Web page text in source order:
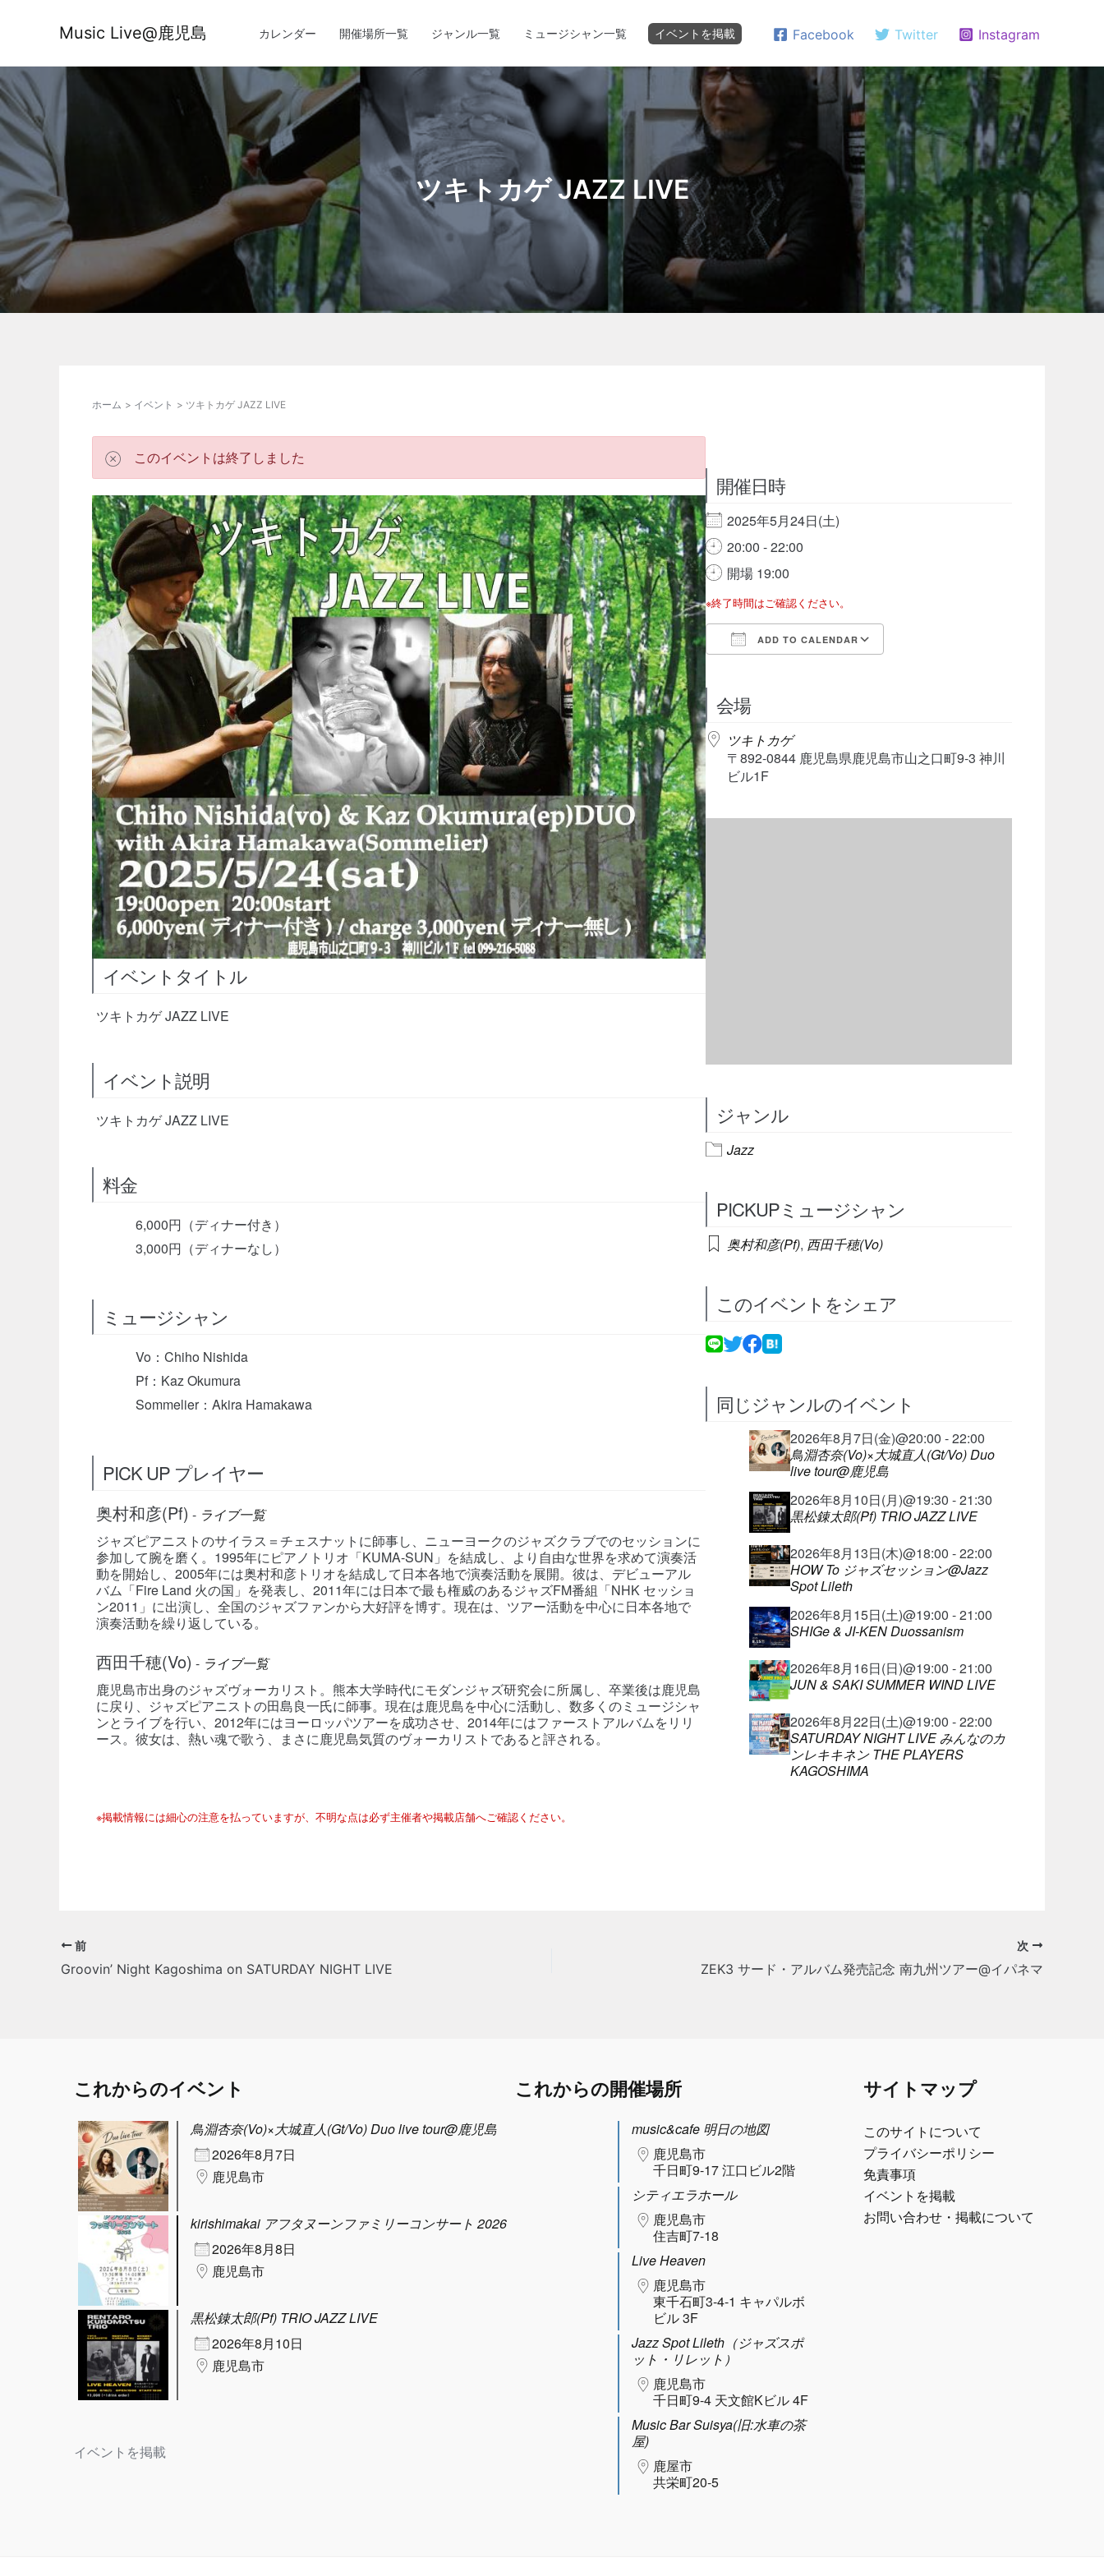
ス
キ
ッ
プ
Music Live@鹿児島 カレンダー 開催場所一覧 ジャンル一覧 ミュージシャン一覧 イベントを掲載 Facebook Twitter Instagram
ツキトカゲ JAZZ LIVE
ホーム イベント ツキトカゲ JAZZ LIVE
このイベントは終了しました
イベントタイトル
ツキトカゲ JAZZ LIVE
イベント説明
ツキトカゲ JAZZ LIVE
料金
6,000円（ディナー付き）
3,000円（ディナーなし）
ミュージシャン
Vo：Chiho Nishida
Pf：Kaz Okumura
Sommelier：Akira Hamakawa
PICK UP プレイヤー
奥村和彦(Pf) - ライブ一覧
ジャズピアニストのサイラス＝チェスナットに師事し、ニューヨークのジャズクラブでのセッションに
参加して腕を磨く。1995年にピアノトリオ「KUMA-SUN」を結成し、より自由な世界を求めて演奏活
動を開始し、2005年には奥村和彦トリオを結成して日本各地で演奏活動を展開。彼は、デビューアル
バム「Fire Land 火の国」を発表し、2011年には日本で最も権威のあるジャズFM番組「NHK セッショ
ン2011」に出演し、全国のジャズファンから大好評を博す。現在は、ツアー活動を中心に日本各地で
演奏活動を繰り返している。
西田千穂(Vo) - ライブ一覧
鹿児島市出身のジャズヴォーカリスト。熊本大学時代にモダンジャズ研究会に所属し、卒業後は鹿児島
に戻り、ジャズピアニストの田島良一氏に師事。現在は鹿児島を中心に活動し、数多くのミュージシャ
ンとライブを行い、2012年にはヨーロッパツアーを成功させ、2014年にはファーストアルバムをリリ
ース。彼女は、熱い魂で歌う、まさに鹿児島気質のヴォーカリストであると評される。
※掲載情報には細心の注意を払っていますが、不明な点は必ず主催者や掲載店舗へご確認ください。
開催日時
2025年5月24日(土)
20:00 - 22:00
開場 19:00
※終了時間はご確認ください。
ADD TO CALENDAR
会場
ツキトカゲ
〒892-0844 鹿児島県鹿児島市山之口町9-3 神川
ビル1F
ジャンル
Jazz
PICKUPミュージシャン
奥村和彦(Pf), 西田千穂(Vo)
このイベントをシェア
同じジャンルのイベント
2026年8月7日(金)@20:00 - 22:00
鳥淵杏奈(Vo)×大城直人(Gt/Vo) Duo
live tour@鹿児島
2026年8月10日(月)@19:30 - 21:30
黒松錬太郎(Pf) TRIO JAZZ LIVE
2026年8月13日(木)@18:00 - 22:00
HOW To ジャズセッション@Jazz
Spot Lileth
2026年8月15日(土)@19:00 - 21:00
SHIGe & JI-KEN Duossanism
2026年8月16日(日)@19:00 - 21:00
JUN & SAKI SUMMER WIND LIVE
2026年8月22日(土)@19:00 - 22:00
SATURDAY NIGHT LIVE みんなのカ
ンレキキネン THE PLAYERS
KAGOSHIMA
前
Groovin’ Night Kagoshima on SATURDAY NIGHT LIVE
次
ZEK3 サード・アルバム発売記念 南九州ツアー@イパネマ
これからのイベント
鳥淵杏奈(Vo)×大城直人(Gt/Vo) Duo live tour@鹿児島
2026年8月7日
鹿児島市
kirishimakai アフタヌーンファミリーコンサート 2026
2026年8月8日
鹿児島市
黒松錬太郎(Pf) TRIO JAZZ LIVE
2026年8月10日
鹿児島市
イベントを掲載
これからの開催場所
music&cafe 明日の地図
鹿児島市
千日町9-17 江口ビル2階
シティエラホール
鹿児島市
住吉町7-18
Live Heaven
鹿児島市
東千石町3-4-1 キャパルボ
ビル 3F
Jazz Spot Lileth（ジャズスポ
ット・リレット）
鹿児島市
千日町9-4 天文館Kビル 4F
Music Bar Suisya(旧:水車の茶
屋)
鹿屋市
共栄町20-5
サイトマップ
このサイトについて
プライバシーポリシー
免責事項
イベントを掲載
お問い合わせ・掲載について